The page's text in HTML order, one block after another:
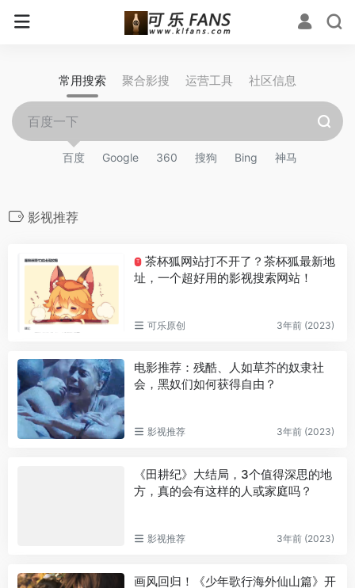
常用搜索 聚合影搜 运营工具 社区信息
百度 Google 360 搜狗 Bing 神马
影视推荐
T
茶杯狐网站打不开了？茶杯狐最新地
址，一个超好用的影视搜索网站！
可乐原创 3年前 (2023)
电影推荐：残酷、人如草芥的奴隶社
会，黑奴们如何获得自由？
影视推荐 3年前 (2023)
《田耕纪》大结局，3个值得深思的地
方，真的会有这样的人或家庭吗？
影视推荐 3年前 (2023)
画风回归！《少年歌行海外仙山篇》开